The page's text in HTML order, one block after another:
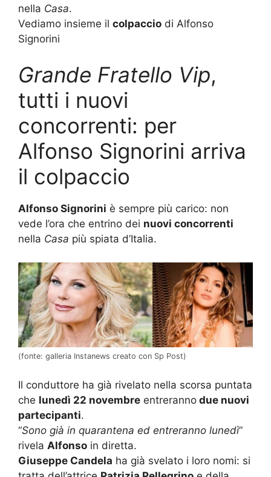
nella Casa.
Vediamo insieme il colpaccio di Alfonso
Signorini
Grande Fratello Vip,
tutti i nuovi
concorrenti: per
Alfonso Signorini arriva
il colpaccio
Alfonso Signorini è sempre più carico: non
vede l’ora che entrino dei nuovi concorrenti
nella Casa più spiata d’Italia.
(fonte: galleria Instanews creato con Sp Post)
Il conduttore ha già rivelato nella scorsa puntata
che lunedì 22 novembre entreranno due nuovi
partecipanti.
“Sono già in quarantena ed entreranno lunedì”
rivela Alfonso in diretta.
Giuseppe Candela ha già svelato i loro nomi: si